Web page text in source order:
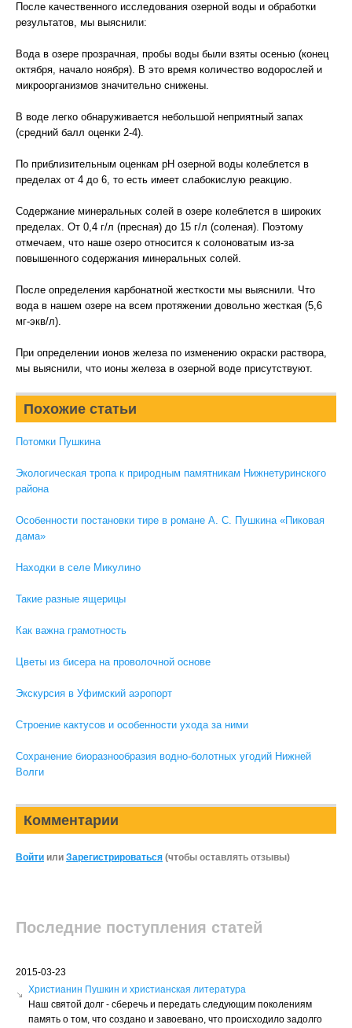
После качественного исследования озерной воды и обработки
результатов, мы выяснили:
Вода в озере прозрачная, пробы воды были взяты осенью (конец
октября, начало ноября). В это время количество водорослей и
микроорганизмов значительно снижены.
В воде легко обнаруживается небольшой неприятный запах
(средний балл оценки 2-4).
По приблизительным оценкам pH озерной воды колеблется в
пределах от 4 до 6, то есть имеет слабокислую реакцию.
Содержание минеральных солей в озере колеблется в широких
пределах. От 0,4 г/л (пресная) до 15 г/л (соленая). Поэтому
отмечаем, что наше озеро относится к солоноватым из-за
повышенного содержания минеральных солей.
После определения карбонатной жесткости мы выяснили. Что
вода в нашем озере на всем протяжении довольно жесткая (5,6
мг-экв/л).
При определении ионов железа по изменению окраски раствора,
мы выяснили, что ионы железа в озерной воде присутствуют.
Похожие статьи
Потомки Пушкина
Экологическая тропа к природным памятникам Нижнетуринского
района
Особенности постановки тире в романе А. С. Пушкина «Пиковая
дама»
Находки в селе Микулино
Такие разные ящерицы
Как важна грамотность
Цветы из бисера на проволочной основе
Экскурсия в Уфимский аэропорт
Строение кактусов и особенности ухода за ними
Сохранение биоразнообразия водно-болотных угодий Нижней
Волги
Комментарии
Войти или Зарегистрироваться (чтобы оставлять отзывы)
Последние поступления статей
2015-03-23
Христианин Пушкин и христианская литература
Наш святой долг - сберечь и передать следующим поколениям
память о том, что создано и завоевано, что происходило задолго